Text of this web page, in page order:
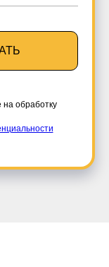
на обработку